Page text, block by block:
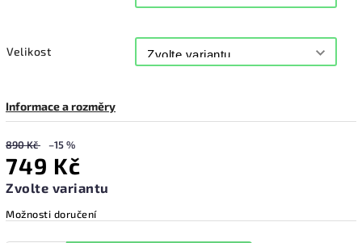
Velikost
Informace a rozměry
890 Kč –15 %
749 Kč
Zvolte variantu
Možnosti doručení